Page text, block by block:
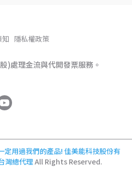
知 隱私權政策
)處理金流與代開發票服務。
定用過我們的產品! 佳美能科技股份有
灣總代理All Rights Reserved.